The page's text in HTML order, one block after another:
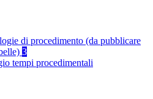
di procedimento (da pubblicare
3
tempi procedimentali